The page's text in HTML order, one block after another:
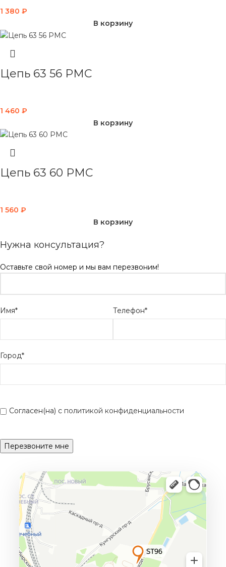
1 380 ₽
В корзину
Цепь 63 56 PMC
1 460 ₽
В корзину
Цепь 63 60 PMC
1 560 ₽
В корзину
Нужна консультация?
Оставьте свой номер и мы вам перезвоним!
Имя* Телефон*
Город*
Согласен(на) с политикой конфиденциальности